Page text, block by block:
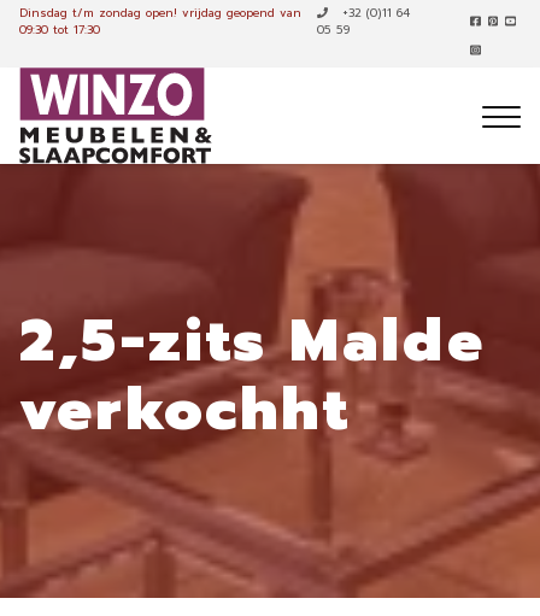
Dinsdag t/m zondag open! vrijdag geopend van
09:30 tot 17:30
+32 (0)11 64
05 59
2,5-zits Malde
verkochht